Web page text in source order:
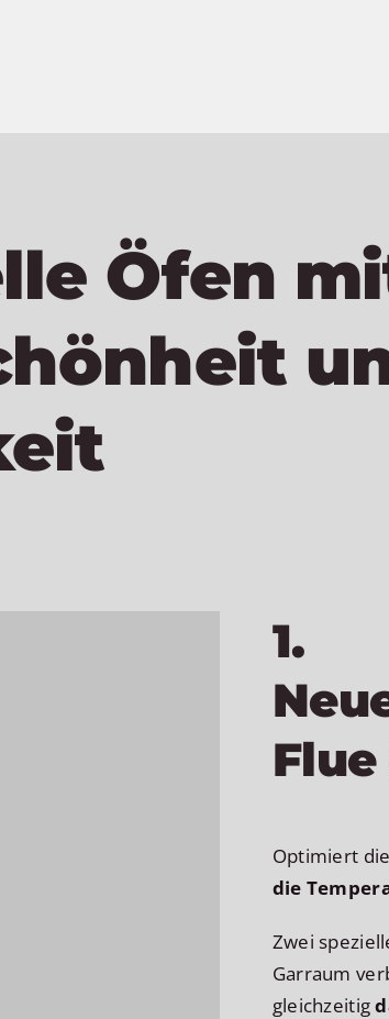
Öfen
1.
Optimiert
die
Zwei
Garraum
gleichzeitig